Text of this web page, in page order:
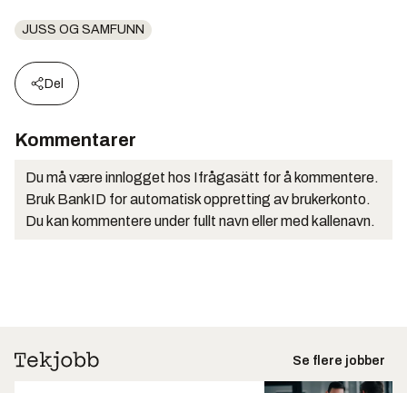
JUSS OG SAMFUNN
Del
Kommentarer
Du må være innlogget hos Ifrågasätt for å kommentere.
Bruk BankID for automatisk oppretting av brukerkonto.
Du kan kommentere under fullt navn eller med kallenavn.
Se flere jobber